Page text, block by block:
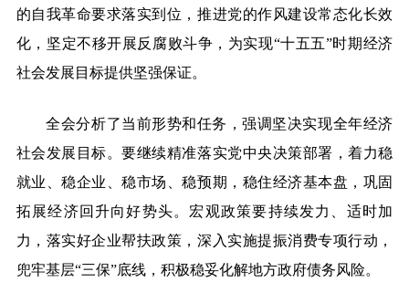
的自我革命要求落实到位，推进党的作风建设常态化长效
化，坚定不移开展反腐败斗争，为实现“十五五”时期经济
社会发展目标提供坚强保证。
全会分析了当前形势和任务，强调坚决实现全年经济
社会发展目标。要继续精准落实党中央决策部署，着力稳
就业、稳企业、稳市场、稳预期，稳住经济基本盘，巩固
拓展经济回升向好势头。宏观政策要持续发力、适时加
力，落实好企业帮扶政策，深入实施提振消费专项行动，
兜牢基层“三保”底线，积极稳妥化解地方政府债务风险。